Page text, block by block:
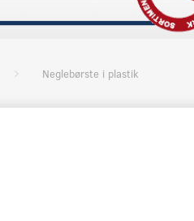
Neglebørste i plastik